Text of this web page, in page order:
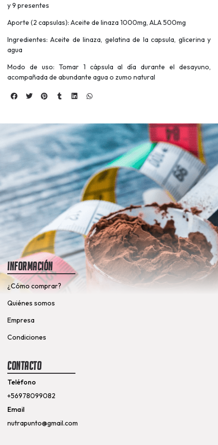
y 9 presentes
Aporte (2 capsulas): Aceite de linaza 1000mg, ALA 500mg
Ingredientes: Aceite de linaza, gelatina de la capsula, glicerina y
agua
Modo de uso: Tomar 1 cápsula al día durante el desayuno,
acompañada de abundante agua o zumo natural
Información
¿Cómo comprar?
Quiénes somos
Empresa
Condiciones
Contacto
Teléfono
+56978099082
Email
nutrapunto@gmail.com